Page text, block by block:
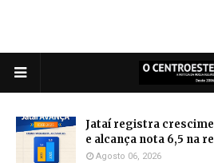
Jataí registra
e alcança nota 6,5 na
Agosto 06, 2026